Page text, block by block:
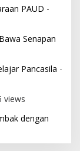
PAUD -
Senapan
Pancasila -
views
dengan